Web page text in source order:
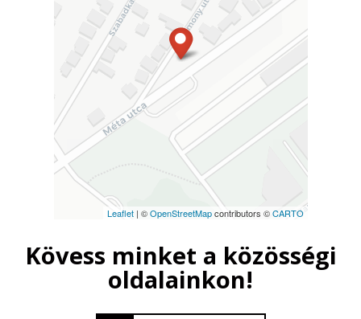
Leaflet| ©OpenStreetMapcontributors ©CARTO
Kövess minket a közösségi
oldalainkon!